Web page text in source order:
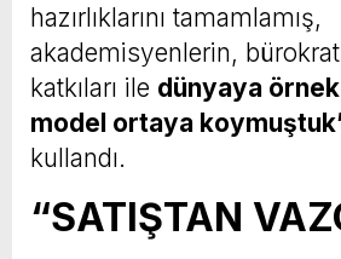
hazırlıklarını tamamlamış,
akademisyenlerin,
katkıları ile dünyaya
model ortaya
kullandı.
“SATIŞTAN